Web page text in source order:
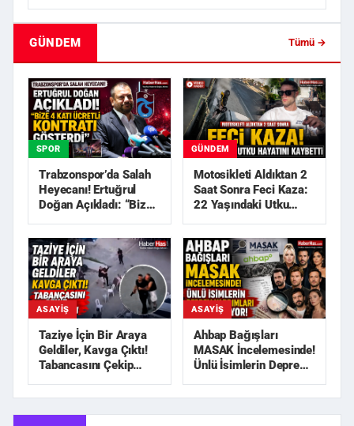
GÜNDEM Tümü →
SPOR
Trabzonspor’da Salah
Heyecanı! Ertuğrul
Doğan Açıkladı: “Bize
GÜNDEM
Motosikleti Aldıktan 2
Saat Sonra Feci Kaza:
22 Yaşındaki Utku
ASAYIŞ
Taziye İçin Bir Araya
Geldiler, Kavga Çıktı!
Tabancasını Çekip
ASAYIŞ
Ahbap Bağışları
MASAK İncelemesinde!
Ünlü İsimlerin Deprem